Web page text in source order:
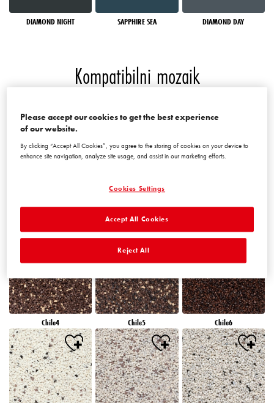
DIAMOND NIGHT SAPPHIRE SEA DIAMOND DAY
Kompatibilni mozaik
Chile2
Chile4 Chile5 Chile6
Please accept our cookies to get the best experience
of our website.
By clicking “Accept All Cookies”, you agree to the storing of cookies on your device to
enhance site navigation, analyze site usage, and assist in our marketing efforts.
Cookies Settings
Reject All
Accept All Cookies